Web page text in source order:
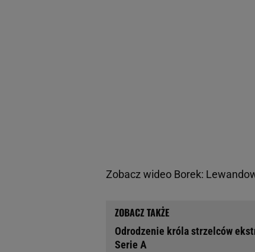
Zobacz wideo Borek:
Odrodzenie króla strzelców
Serie A